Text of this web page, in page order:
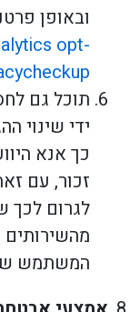
ובאופן
opt-
תוכל גם
ידי שינוי
כך אנא
זכור, עם
לגרום
מהשירותים
המשתמש